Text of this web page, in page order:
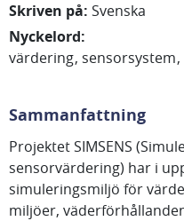
Skriven på: Svenska
Nyckelord:
värdering sensorsystem
Sammanfattning
Projektet SIMSENS
sensorvärdering) har i
simuleringsmiljö för
miljöer,